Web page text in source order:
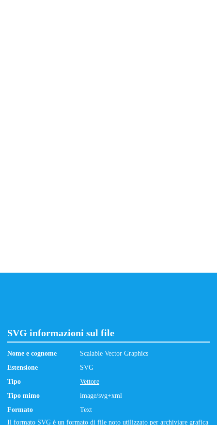
SVG informazioni sul file
Nome e cognome
Scalable Vector Graphics
Estensione
SVG
Tipo
Vettore
Tipo mimo
image/svg+xml
Formato
Text
Il formato SVG è un formato di file noto utilizzato per archiviare grafica